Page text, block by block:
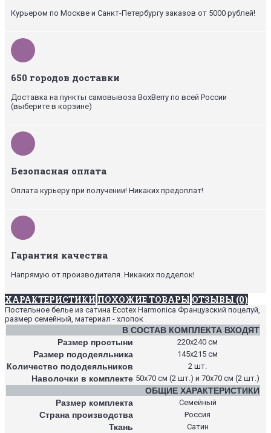
Курьером по Москве и Санкт-Петербургу заказов от 5000 рублей!
650 городов доставки
Доставка на пункты самовывоза BoxBerry по всей России
(выберите в корзине)
Безопасная оплата
Оплата курьеру при получении! Никаких предоплат!
Гарантия качества
Напрямую от производителя. Никаких подделок!
ХАРАКТЕРИСТИКИ ПОХОЖИЕ ТОВАРЫ ОТЗЫВЫ (0)
Постельное белье из сатина Ecotex Harmonica Французский поцелуй,
размер семейный, материал - хлопок
В СОСТАВ КОМПЛЕКТА ВХОДЯТ
Размер простыни
220х240 см
Размер пододеяльника 145х215 см
Количество пододеяльников 2 шт.
Наволочки в комплекте 50х70 см (2 шт.) и 70х70 см (2 шт.)
ОБЩИЕ ХАРАКТЕРИСТИКИ
Размер комплекта
Семейный
Страна производства Россия
Ткань Сатин